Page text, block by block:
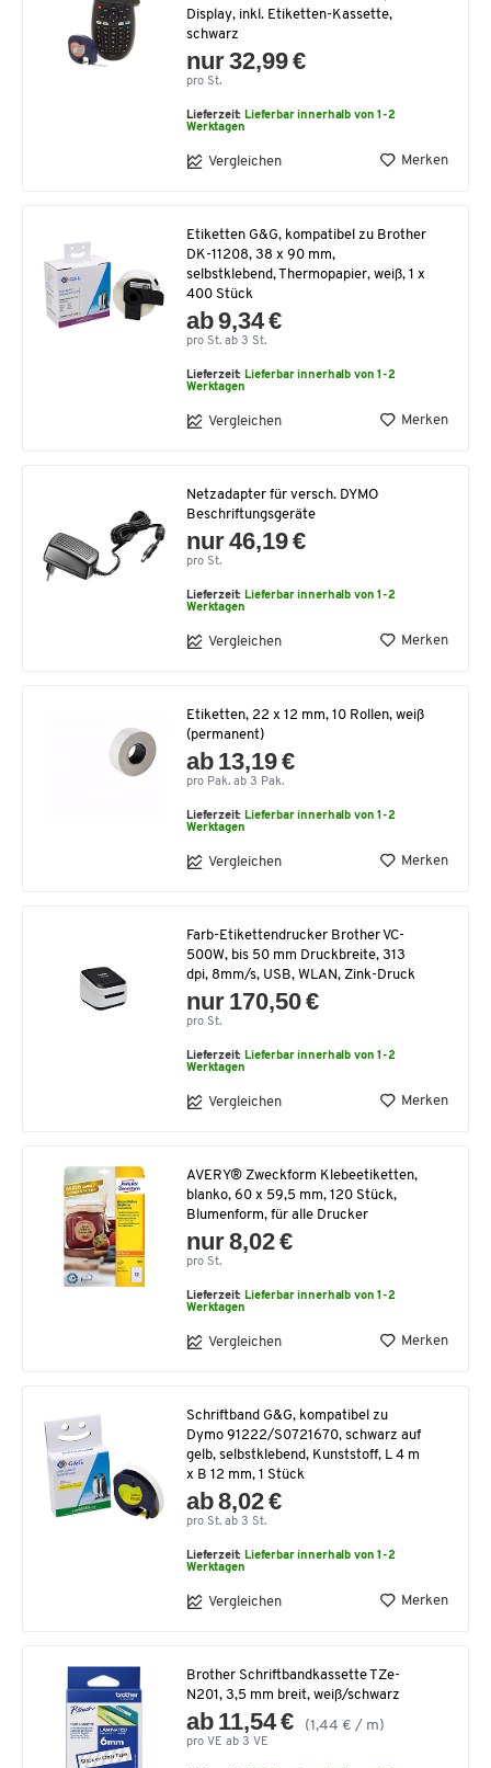
Display, inkl. Etiketten-Kassette,
schwarz
nur 32,99 €
pro St.
Lieferzeit: Lieferbar innerhalb von 1-2
Werktagen
Vergleichen Merken
Etiketten G&G, kompatibel zu Brother
DK-11208, 38 x 90 mm,
selbstklebend, Thermopapier, weiß, 1 x
400 Stück
ab 9,34 €
pro St. ab 3 St.
Lieferzeit: Lieferbar innerhalb von 1-2
Werktagen
Vergleichen Merken
Netzadapter für versch. DYMO
Beschriftungsgeräte
nur 46,19 €
pro St.
Lieferzeit: Lieferbar innerhalb von 1-2
Werktagen
Vergleichen Merken
Etiketten, 22 x 12 mm, 10 Rollen, weiß
(permanent)
ab 13,19 €
pro Pak. ab 3 Pak.
Lieferzeit: Lieferbar innerhalb von 1-2
Werktagen
Vergleichen Merken
Farb-Etikettendrucker Brother VC-
500W, bis 50 mm Druckbreite, 313
dpi, 8mm/s, USB, WLAN, Zink-Druck
nur 170,50 €
pro St.
Lieferzeit: Lieferbar innerhalb von 1-2
Werktagen
Vergleichen Merken
AVERY® Zweckform Klebeetiketten,
blanko, 60 x 59,5 mm, 120 Stück,
Blumenform, für alle Drucker
nur 8,02 €
pro St.
Lieferzeit: Lieferbar innerhalb von 1-2
Werktagen
Vergleichen Merken
Schriftband G&G, kompatibel zu
Dymo 91222/S0721670, schwarz auf
gelb, selbstklebend, Kunststoff, L 4 m
x B 12 mm, 1 Stück
ab 8,02 €
pro St. ab 3 St.
Lieferzeit: Lieferbar innerhalb von 1-2
Werktagen
Vergleichen Merken
Brother Schriftbandkassette TZe-
N201, 3,5 mm breit, weiß/schwarz
ab 11,54 € (1,44 € / m)
pro VE ab 3 VE